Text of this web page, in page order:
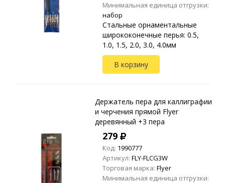
Минимальная единица отгрузки:
набор
Стальные орнаментальные
ширококонечные перья: 0.5,
1.0, 1.5, 2.0, 3.0, 4.0мм
В корзину
Держатель пера для каллиграфии
и черчения прямой Flyer
деревянный +3 пера
279
Код: 1990777
Артикул: FLY-FLCG3W
Торговая марка: Flyer
Минимальная единица отгрузки: